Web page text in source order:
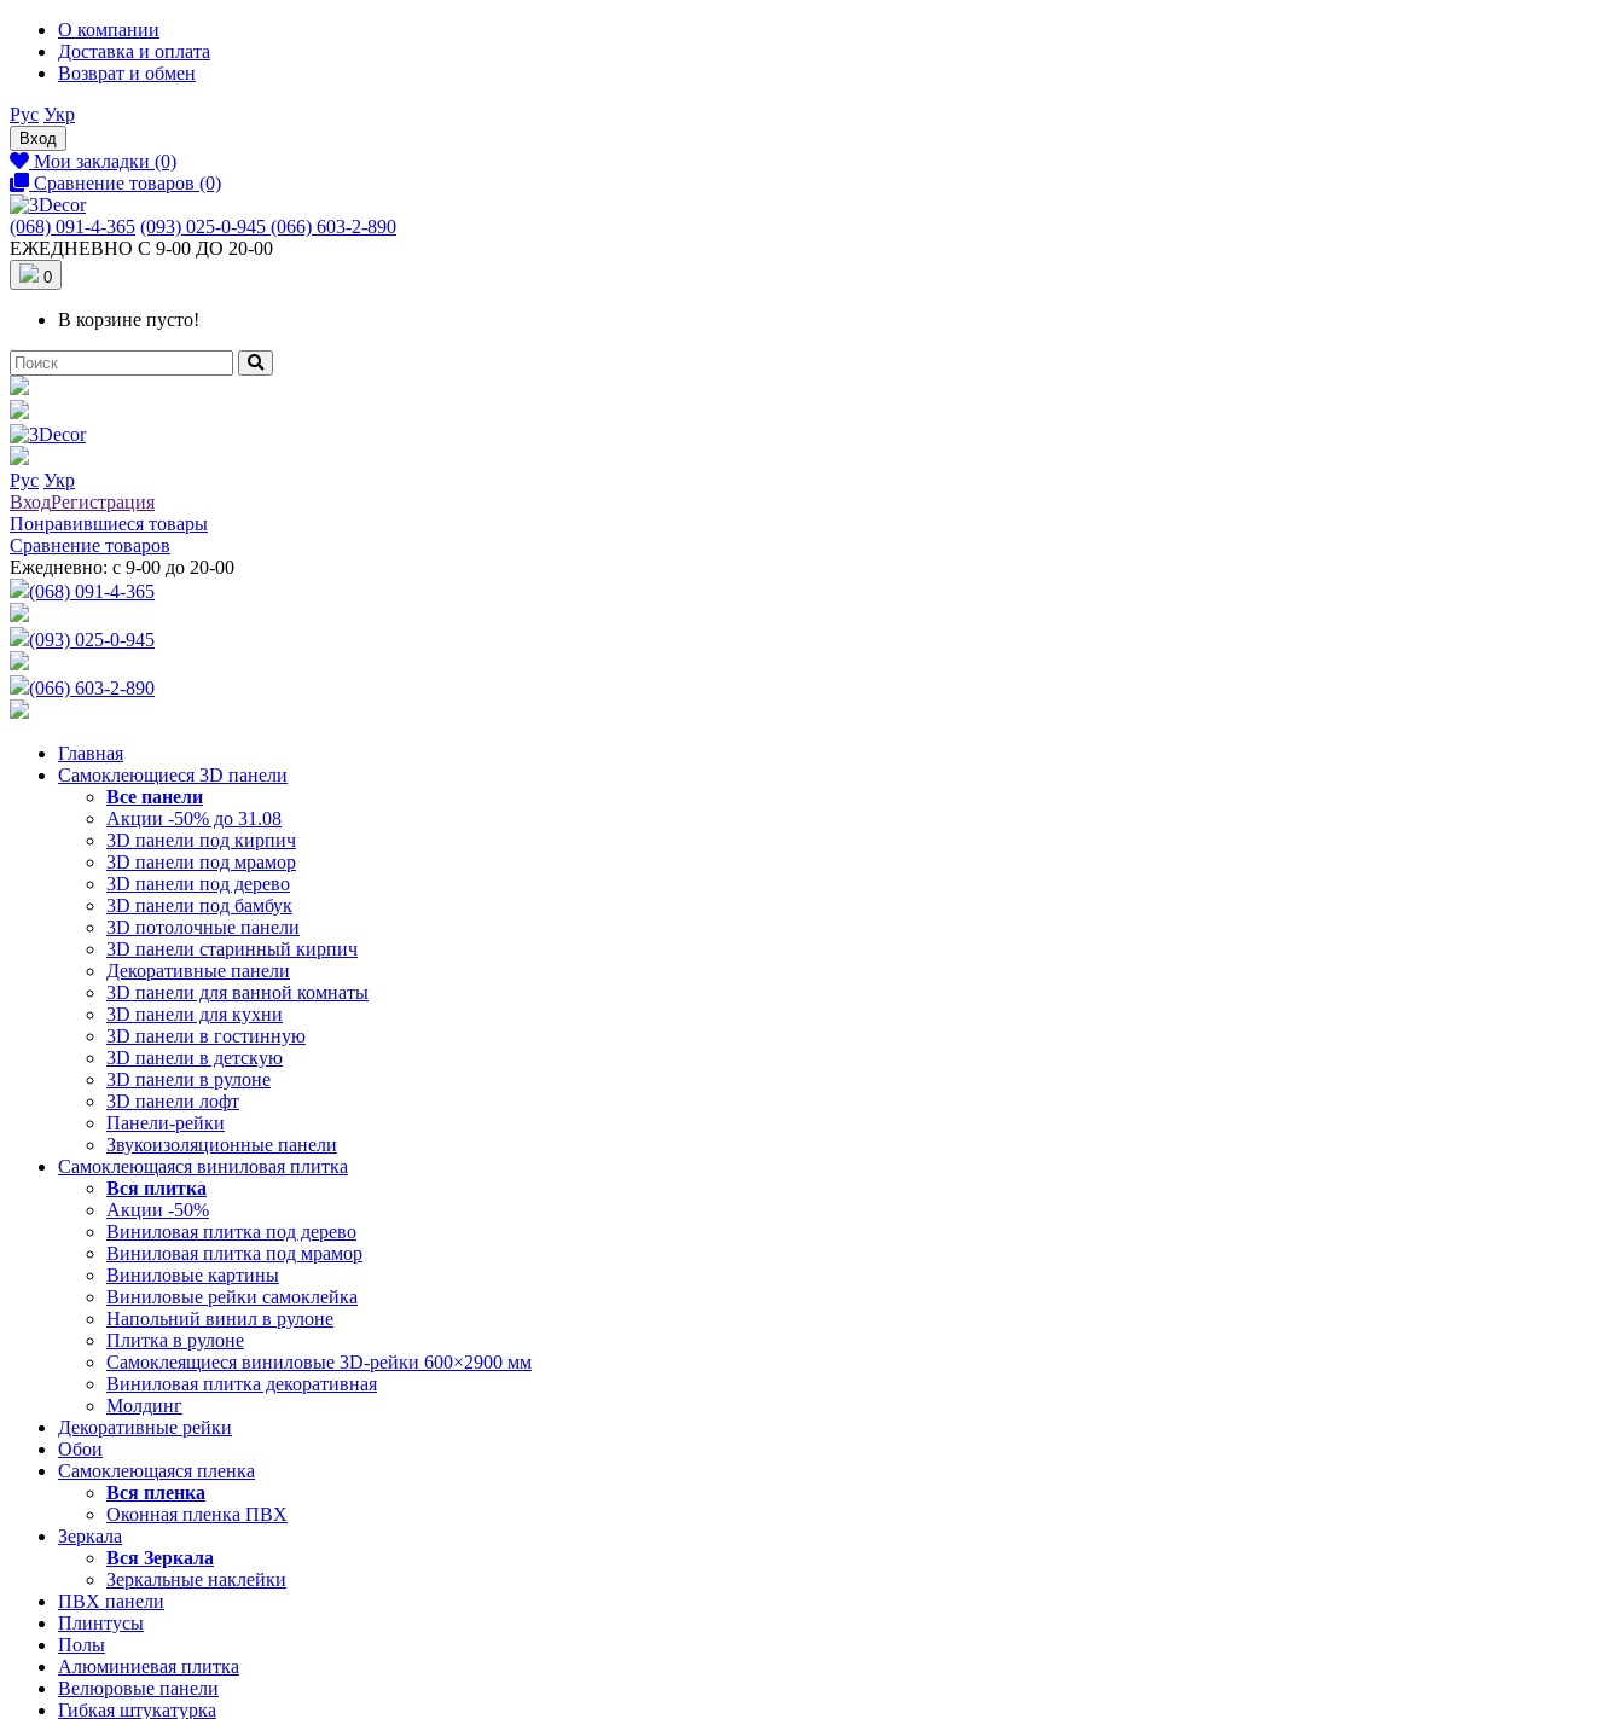
О компании
Доставка и оплата
Возврат и обмен
Рус Укр
Вход
Мои закладки (0)
Сравнение товаров (0)
(068) 091-4-365 (093) 025-0-945 (066) 603-2-890
ЕЖЕДНЕВНО С 9-00 ДО 20-00
0
В корзине пусто!
Рус Укр
ВходРегистрация
Понравившиеся товары
Сравнение товаров
Ежедневно: с 9-00 до 20-00
(068) 091-4-365
(093) 025-0-945
(066) 603-2-890
Главная
Самоклеющиеся 3D панели
Все панели
Акции -50% до 31.08
3D панели под кирпич
3D панели под мрамор
3D панели под дерево
3D панели под бамбук
3D потолочные панели
3D панели старинный кирпич
Декоративные панели
3D панели для ванной комнаты
3D панели для кухни
3D панели в гостинную
3D панели в детскую
3D панели в рулоне
3D панели лофт
Панели-рейки
Звукоизоляционные панели
Самоклеющаяся виниловая плитка
Вся плитка
Акции -50%
Виниловая плитка под дерево
Виниловая плитка под мрамор
Виниловые картины
Виниловые рейки самоклейка
Напольний винил в рулоне
Плитка в рулоне
Самоклеящиеся виниловые 3D‑рейки 600×2900 мм
Виниловая плитка декоративная
Молдинг
Декоративные рейки
Обои
Самоклеющаяся пленка
Вся пленка
Оконная пленка ПВХ
Зеркала
Вся Зеркала
Зеркальные наклейки
ПВХ панели
Плинтусы
Полы
Алюминиевая плитка
Велюровые панели
Гибкая штукатурка